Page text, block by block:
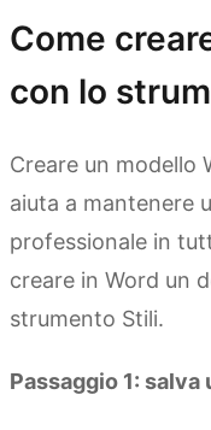
Come
con lo
Creare un modello
aiuta a mantenere
professionale in
creare in Word un
strumento Stili.
Passaggio 1: